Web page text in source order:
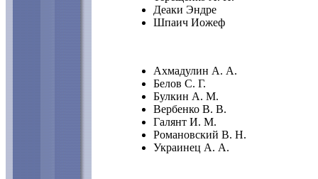
Деаки Эндре
Шпаич Иожеф
Ахмадулин А. А.
Белов С. Г.
Булкин А. М.
Вербенко В. В.
Галянт И. М.
Романовский В. Н.
Украинец А. А.